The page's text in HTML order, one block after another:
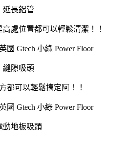
延長鋁管
處位置都可以輕鬆清潔！！
縫隙吸頭
都可以輕鬆搞定阿！！
動地板吸頭